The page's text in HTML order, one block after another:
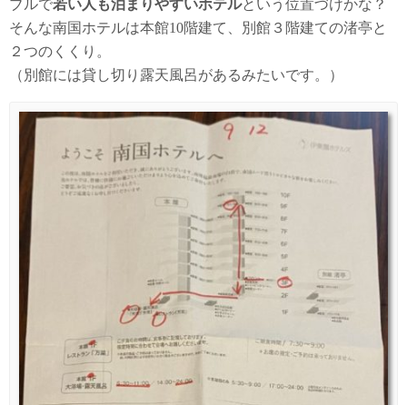
ブルで若い人も泊まりやすいホテルという位置づけかな？
そんな南国ホテルは本館10階建て、別館３階建ての渚亭と
２つのくくり。
（別館には貸し切り露天風呂があるみたいです。）